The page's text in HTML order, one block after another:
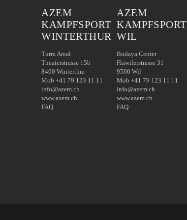
AZEM
KAMPFSPORT
WINTERTHUR
Turm Areal
Theaterstrasse 15b
8400 Winterthur
Mob +41 79 123 11 11
info@azem.ch
www.azem.ch
FAQ
AZEM
KAMPFSPORT
WIL
Budaya Center
Flawilerstrasse 31
9500 Wil
Mob +41 79 123 11 11
info@azem.ch
www.azem.ch
FAQ